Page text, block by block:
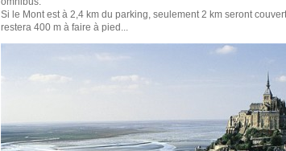
Si le Mont est à 2,4 km du parking, seulement 2 km seront
restera 400 m à faire à pied...